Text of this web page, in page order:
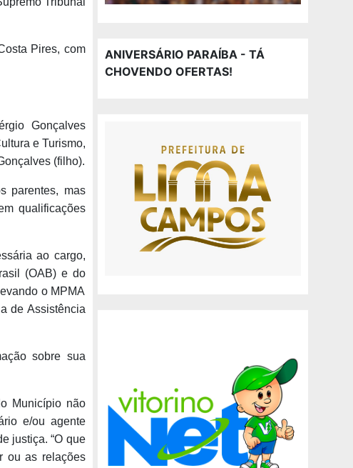
Pires, com
Gonçalves
e Turismo,
(filho).
parentes, mas
qualificações
ao cargo,
(OAB) e do
o MPMA
de Assistência
sobre sua
Município não
e/ou agente
justiça. “O que
ou as relações
ANIVERSÁRIO PARAÍBA - TÁ
CHOVENDO OFERTAS!